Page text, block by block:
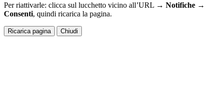
Per riattivarle: clicca sul lucchetto vicino all’URL → Notifiche →
Consenti, quindi ricarica la pagina.
Ricarica pagina Chiudi